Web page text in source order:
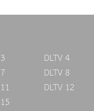
DLTV 4
DLTV 8
DLTV 12